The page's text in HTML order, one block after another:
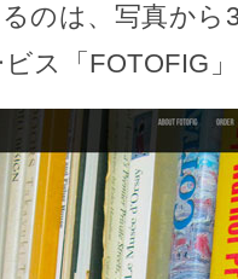
のは、写真から
ス「FOTOFIG